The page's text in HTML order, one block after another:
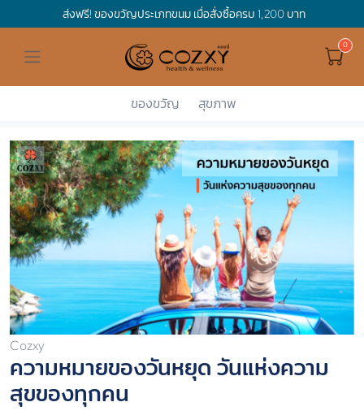
ส่งฟรี! ของขวัญประเภทขนม เมื่อสั่งซื้อครบ 1,200 บาท
ของขวัญ สุขภาพ
Cozxy อ่านบทความต่างๆ
Cozxy
ความหมายของวันหยุด วันแห่งความ
สุขของทุกคน
ดูทั้งหมด ของขวัญและเทศกาล
Holidays
ดูทั้งหมด Holidays
Father's day
New Year
Valentine
Chinese New Year
Songkran's day
By Occasion
ดูทั้งหมด By Occasion
Stay Safe
New Baby
Get well soon
Thank you
Congrats to you
Special one
ดูทั้งหมด Special one
For Her
ดูทั้งหมด เครื่องดื่ม
ดูทั้งหมด Premium Bird's Nest
Gift Boxes
Bird's nest sets
Flower Collection
Tea
ดูทั้งหมด Tea
Tasting Boxes
Luxury
ดูทั้งหมด Luxury
Non-Alcoholic Beverage
Subscription
Nestshot
ดูทั้งหมด อาหาร
ดูทั้งหมด Wholegrain
Organic Rice
Cookies
ดูทั้งหมด Cookies
Gift Boxes
Tasting Boxes
Chocolate
ดูทั้งหมด Chocolate
Tasting Boxes
Macaron
ดูทั้งหมด Macaron
Tasting Boxes
Best Sellers
ดูทั้งหมด ของใช้ในบ้าน
หมอนประคบร้อนเย็น
ผ้าห่มถ่วงน้ำหนัก
เทียนหอม
เกี่ยวกับเรา
Gift box
Read our blogs
Corporate Gift
Wedding Gift
Spa